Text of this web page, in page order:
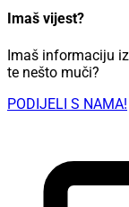
Imaš vijest?
Imaš informaciju
te nešto muči?
PODIJELI S NAMA!